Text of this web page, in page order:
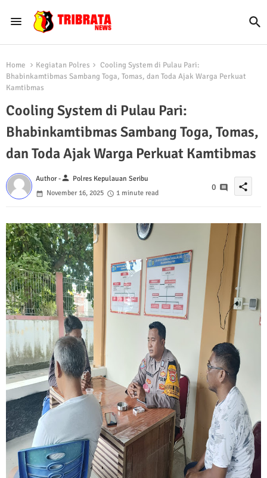
Home Kegiatan Polres
Cooling System di Pulau Pari:
Bhabinkamtibmas Sambang Toga, Tomas, dan Toda Ajak Warga Perkuat
Kamtibmas
Cooling System di Pulau Pari:
Bhabinkamtibmas Sambang Toga, Tomas,
dan Toda Ajak Warga Perkuat Kamtibmas
Author -person Polres Kepulauan Seribu
November 16, 2025
1 minute read
0 share